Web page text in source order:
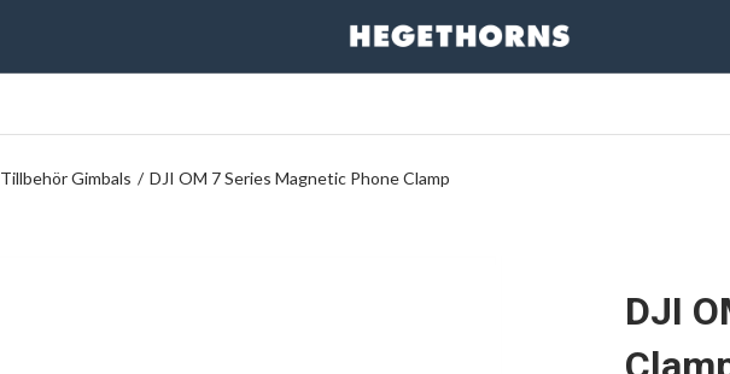
Tillbehör Gimbals / DJI OM 7 Series Magnetic Phone Clamp
DJI